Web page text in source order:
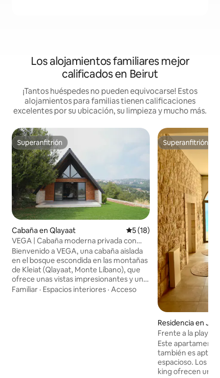
Los alojamientos familiares mejor
calificados en Beirut
¡Tantos huéspedes no pueden equivocarse! Estos
alojamientos para familias tienen calificaciones
excelentes por su ubicación, su limpieza y mucho más.
Superanfitrión
Superanfitrión
Cabaña en Qlayaat Calificación promedio: 5 de
5 (18)
VEGA | Cabaña moderna privada con
vistas panorámicas
Bienvenido a VEGA, una cabaña aislada
en el bosque escondida en las montañas
de Kleiat (Qlayaat, Monte Líbano), que
ofrece unas vistas impresionantes y una
tranquilidad completa. Diseñado
Familiar · Espacios interiores · Acceso
Superanfitrión
Superanfitrión
Residencia en
Frente a la playa,
con jacuzzi para
Este
también es apto
espacioso. Los 2
king ofrecen un